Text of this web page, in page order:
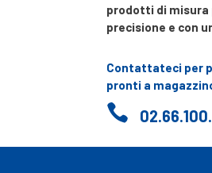
prodotti di misura
precisione e con
Contattateci per
pronti a
